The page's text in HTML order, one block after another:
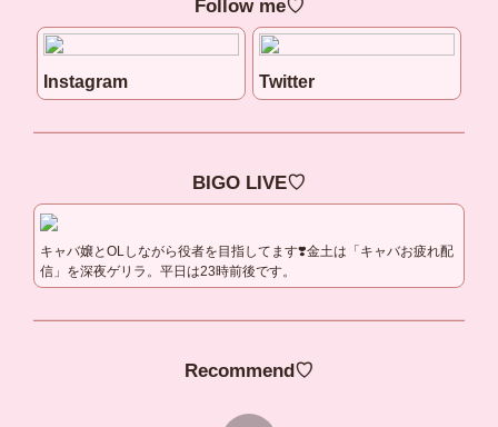
Follow me♡
Instagram Twitter
BIGO LIVE♡
キャバ嬢とOLしながら役者を目指してます❣️金土は「キャバお疲れ配
信」を深夜ゲリラ。平日は23時前後です。
Recommend♡